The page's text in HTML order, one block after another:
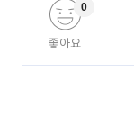
좋아요
0